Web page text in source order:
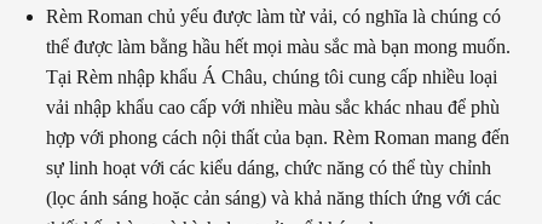
Rèm Roman chủ yếu được làm từ vải, có nghĩa là chúng có
thể được làm bằng hầu hết mọi màu sắc mà bạn mong muốn.
Tại Rèm nhập khẩu Á Châu, chúng tôi cung cấp nhiều loại
vải nhập khẩu cao cấp với nhiều màu sắc khác nhau để phù
hợp với phong cách nội thất của bạn. Rèm Roman mang đến
sự linh hoạt với các kiểu dáng, chức năng có thể tùy chỉnh
(lọc ánh sáng hoặc cản sáng) và khả năng thích ứng với các